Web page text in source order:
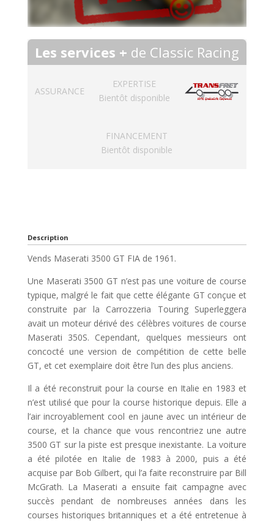
Les services + de Classic Racing
ASSURANCE
EXPERTISE
Bientôt disponible
FINANCEMENT
Bientôt disponible
Description
Vends Maserati 3500 GT FIA de 1961.
Une Maserati 3500 GT n’est pas une voiture de course
typique, malgré le fait que cette élégante GT conçue et
construite par la Carrozzeria Touring Superleggera
avait un moteur dérivé des célèbres voitures de course
Maserati 350S. Cependant, quelques messieurs ont
concocté une version de compétition de cette belle
GT, et cet exemplaire doit être l’un des plus anciens.
Il a été reconstruit pour la course en Italie en 1983 et
n’est utilisé que pour la course historique depuis. Elle a
l’air incroyablement cool en jaune avec un intérieur de
course, et la chance que vous rencontriez une autre
3500 GT sur la piste est presque inexistante. La voiture
a été pilotée en Italie de 1983 à 2000, puis a été
acquise par Bob Gilbert, qui l’a faite reconstruire par Bill
McGrath. La Maserati a ensuite fait campagne avec
succès pendant de nombreuses années dans les
courses historiques britanniques et a été entretenue à